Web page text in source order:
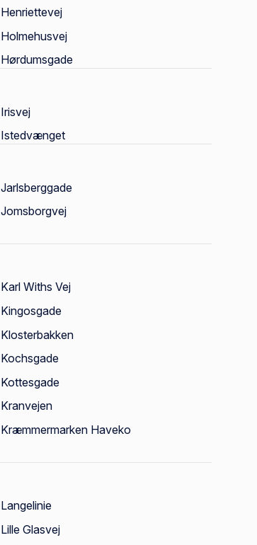
Henriettevej
Holmehusvej
Hørdumsgade
Irisvej
Istedvænget
Jarlsberggade
Jomsborgvej
Karl Withs Vej
Kingosgade
Klosterbakken
Kochsgade
Kottesgade
Kranvejen
Kræmmermarken Haveko
Langelinie
Lille Glasvej